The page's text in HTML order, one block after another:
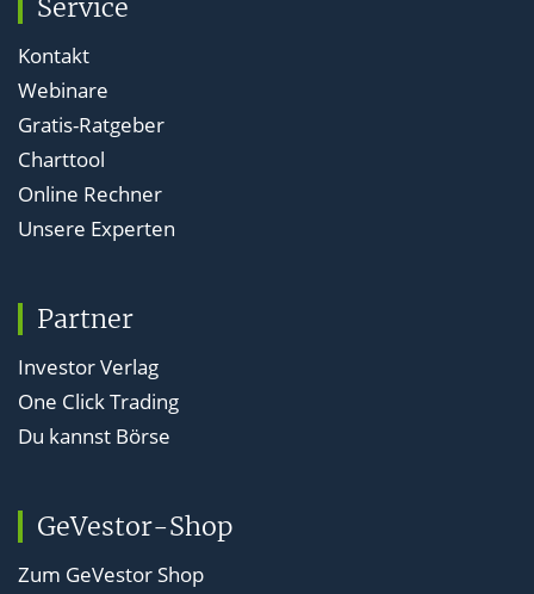
Service
Kontakt
Webinare
Gratis-Ratgeber
Charttool
Online Rechner
Unsere Experten
Partner
Investor Verlag
One Click Trading
Du kannst Börse
GeVestor-Shop
Zum GeVestor Shop